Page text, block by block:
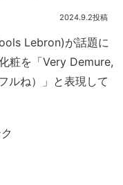
2024.9.2
Lebron)が話題に
粧を「Very Demure,
ルね）」と表現して